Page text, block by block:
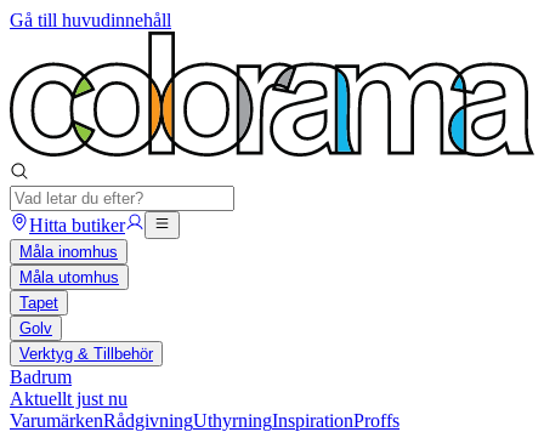
Gå till huvudinnehåll
Hitta butiker
Måla inomhus
Måla utomhus
Tapet
Golv
Verktyg & Tillbehör
Badrum
Aktuellt just nu
VarumärkenRådgivningUthyrningInspirationProffs